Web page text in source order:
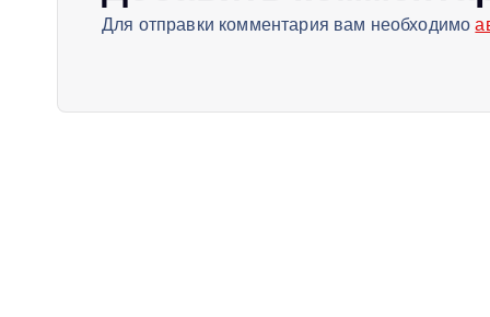
я
Для отправки комментария вам необходимо